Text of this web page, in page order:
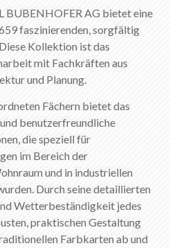
BUBENHOFER AG bietet eine
faszinierenden, sorgfältig
Kollektion ist das
mit Fachkräften aus
und Planung.
Fächern bietet das
benutzerfreundliche
die speziell für
im Bereich der
und in industriellen
Durch seine detaillierten
Wetterbeständigkeit jedes
praktischen Gestaltung
Farbkarten ab und